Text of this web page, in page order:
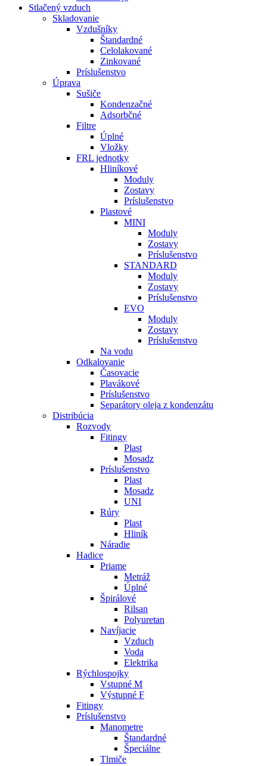
Stlačený vzduch
Skladovanie
Vzdušníky
Štandardné
Celolakované
Zinkované
Príslušenstvo
Úprava
Sušiče
Kondenzačné
Adsorbčné
Filtre
Úplné
Vložky
FRL jednotky
Hliníkové
Moduly
Zostavy
Príslušenstvo
Plastové
MINI
Moduly
Zostavy
Príslušenstvo
STANDARD
Moduly
Zostavy
Príslušenstvo
EVO
Moduly
Zostavy
Príslušenstvo
Na vodu
Odkalovanie
Časovacie
Plavákové
Príslušenstvo
Separátory oleja z kondenzátu
Distribúcia
Rozvody
Fitingy
Plast
Mosadz
Príslušenstvo
Plast
Mosadz
UNI
Rúry
Plast
Hliník
Náradie
Hadice
Priame
Metráž
Úplné
Špirálové
Rilsan
Polyuretan
Navíjacie
Vzduch
Voda
Elektrika
Rýchlospojky
Vstupné M
Výstupné F
Fitingy
Príslušenstvo
Manometre
Štandardné
Špeciálne
Tlmiče